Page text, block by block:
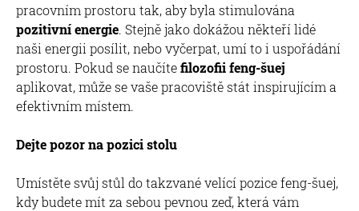
pracovním prostoru tak, aby byla stimulována
pozitivní energie. Stejně jako dokážou někteří lidé
naši energii posílit, nebo vyčerpat, umí to i uspořádání
prostoru. Pokud se naučítefilozofii feng-šuej
aplikovat, může se vaše pracoviště stát inspirujícím a
efektivním místem.
Dejte pozor na pozici stolu
Umístěte svůj stůl do takzvané velící pozice feng-šuej,
kdy budete mít za sebou pevnou zeď, která vám